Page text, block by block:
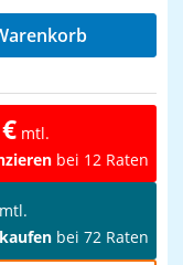
mtl.
bei 12 Raten
mtl.
bei 72 Raten